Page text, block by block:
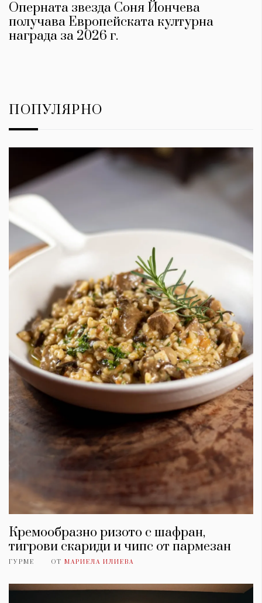
Оперната звезда Соня Йончева
получава Европейската културна
награда за 2026 г.
ПОПУЛЯРНО
Кремообразно ризото с шафран,
тигрови скариди и чипс от пармезан
ГУРМЕ ОТ МАРИЕЛА ИЛИЕВА